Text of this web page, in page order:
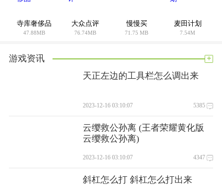
1、万能文件扫描宝还有其他实用功能，如手动或自动拼接、添
2。可以实现高清扫描，让用户扫描的文件非常清晰细腻，极其
万能文件扫描宝边肖评论
总之，如果你在寻找一款智能扫描软件来帮助你管理和优化手
机的存储空间，那么万能文件扫描宝软件是你最好的选择。有
了这个软件，你将能够方便快捷地管理和处理你的文件，从而
你怎么想呢?我觉得这个手机软件很好用。请分享给你的朋友:
寺库奢侈品
47.88MB
大众点评
76.74MB
慢慢买
71.75 MB
麦田计划
7.54M
游戏资讯 +
天正左边的工具栏怎么调出来
2023-12-16 03:10:07 5385
云缨救公孙离 (王者荣耀黄化版
云缨救公孙离)
2023-12-16 03:10:07 4347
斜杠怎么打 斜杠怎么打出来